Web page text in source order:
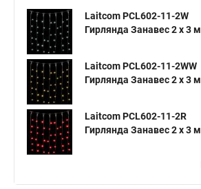
Laitcom PCL602-11-2W
Гирлянда Занавес 2 x 3 м
Laitcom PCL602-11-2WW
Гирлянда Занавес 2 x 3 м
Laitcom PCL602-11-2R
Гирлянда Занавес 2 x 3 м